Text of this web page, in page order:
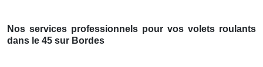
Nos services professionnels pour vos volets roulants
dans le 45 sur Bordes